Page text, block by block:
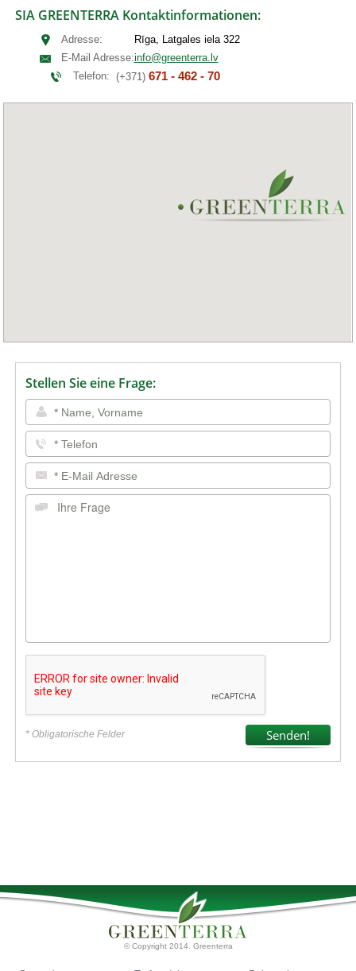
SIA GREENTERRA Kontaktinformationen:
Adresse:
Rīga, Latgales iela 322
E-Mail Adresse:info@greenterra.lv
Telefon: (+371) 671 - 462 - 70
Stellen Sie eine Frage:
* Obligatorische Felder
© Copyright 2014. Greenterra